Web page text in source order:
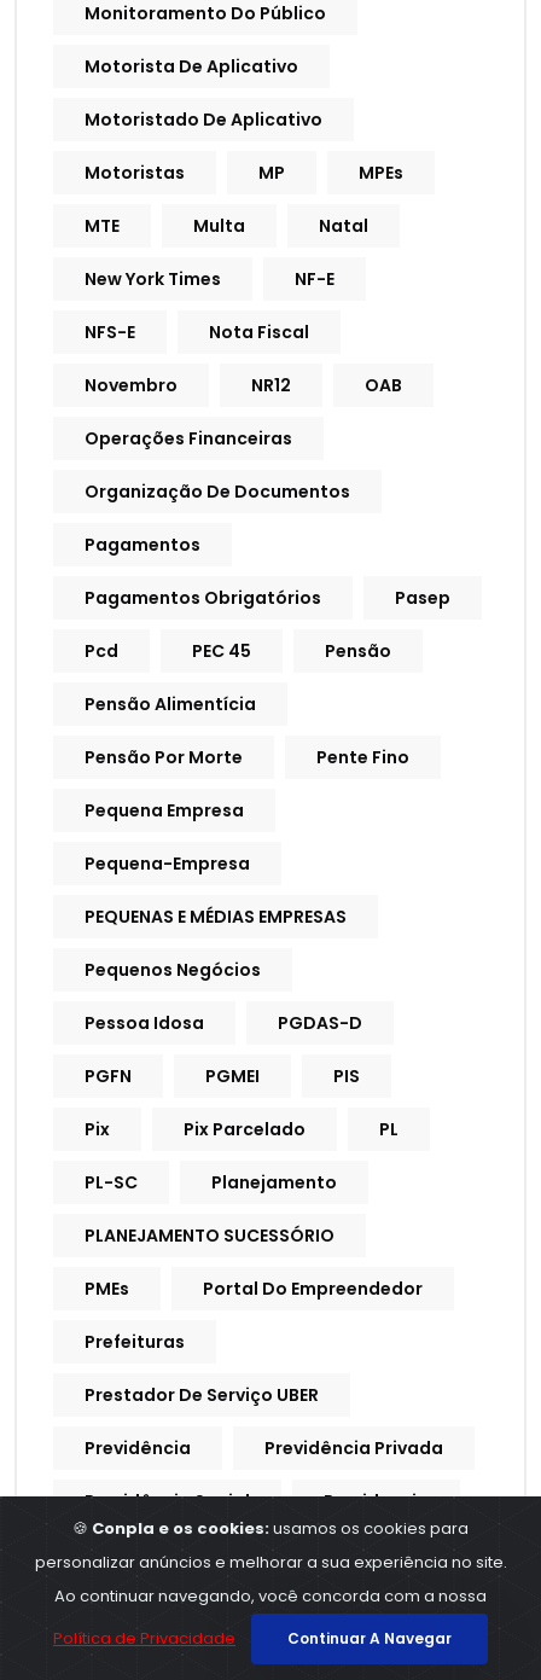
Monitoramento Do Público
Motorista De Aplicativo
Motoristado De Aplicativo
Motoristas MP MPEs
MTE Multa Natal
New York Times NF-E
NFS-E Nota Fiscal
Novembro NR12 OAB
Operações Financeiras
Organização De Documentos
Pagamentos
Pagamentos Obrigatórios Pasep
Pcd PEC 45 Pensão
Pensão Alimentícia
Pensão Por Morte Pente Fino
Pequena Empresa
Pequena-Empresa
PEQUENAS E MÉDIAS EMPRESAS
Pequenos Negócios
Pessoa Idosa PGDAS-D
PGFN PGMEI PIS
Pix Pix Parcelado PL
PL-SC Planejamento
PLANEJAMENTO SUCESSÓRIO
PMEs Portal Do Empreendedor
Prefeituras
Prestador De Serviço UBER
Previdência Previdência Privada
Previdência Social Previdencia
Previdencia Social
Processo Trabalhista
Procuração Digital
🍪 Conpla e os cookies:usamos os cookies para
personalizar anúncios e melhorar a sua experiência no site.
Ao continuar navegando, você concorda com a nossa
Política de Privacidade
Continuar A Navegar